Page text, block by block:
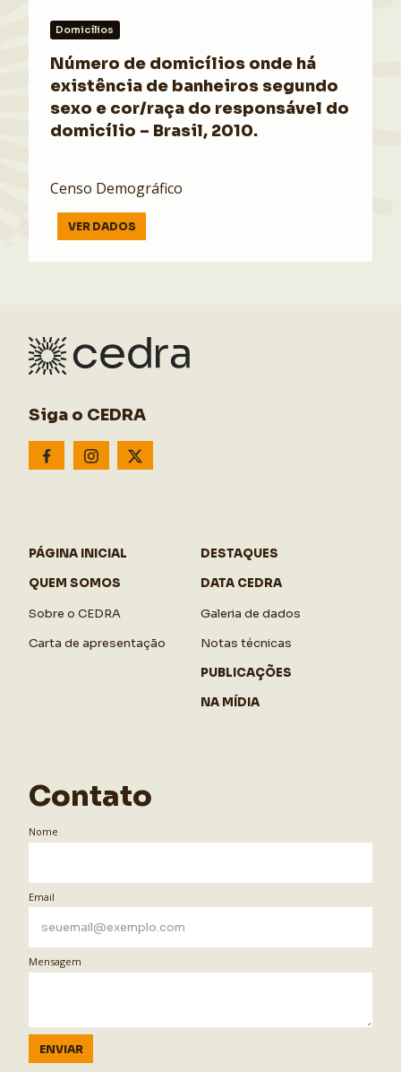
Domicílios
Número de domicílios onde há
existência de banheiros segundo
sexo e cor/raça do responsável do
domicílio – Brasil, 2010.
Censo Demográfico
VER DADOS
Siga o CEDRA
PÁGINA INICIAL
QUEM SOMOS
Sobre o CEDRA
Carta de apresentação
DESTAQUES
DATA CEDRA
Galeria de dados
Notas técnicas
PUBLICAÇÕES
NA MÍDIA
Contato
Nome
Email
Mensagem
ENVIAR